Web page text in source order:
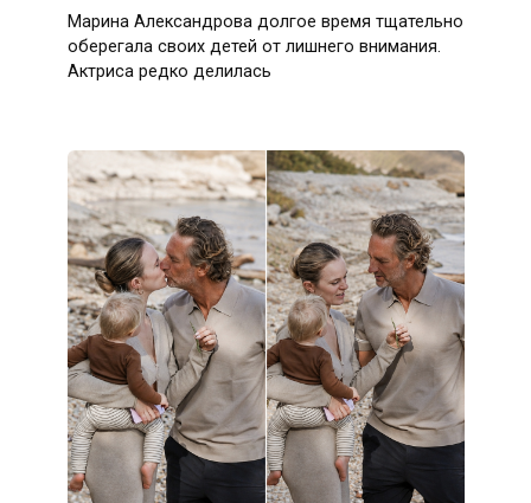
Марина Александрова долгое время тщательно
оберегала своих детей от лишнего внимания.
Актриса редко делилась